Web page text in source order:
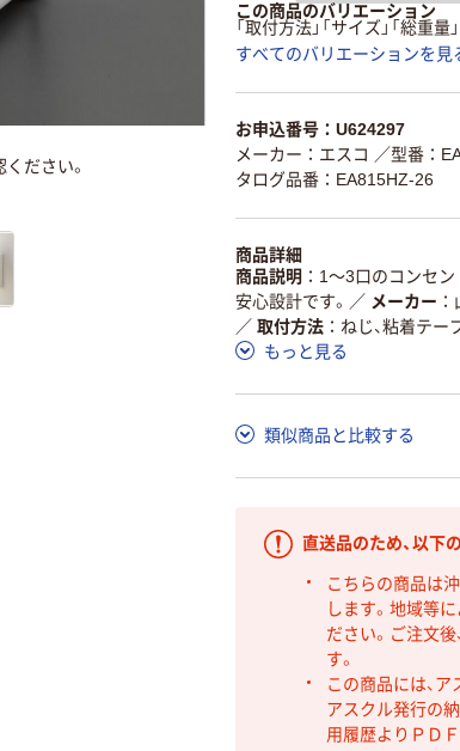
この商品のバリエーション
「取付方法」「サイズ」「総重
すべてのバリエーションを見
お申込番号：U624297
メーカー：エスコ ／型番：
タログ品番：EA815HZ-26
商品詳細
商品説明
1～3口のコンセン
安心設計です。 ／ メーカー
／ 取付方法
ねじ、粘着テー
もっと見る
類似商品と比較する
直送品のため、以下
こちらの商品は
します。地域等
ださい。ご注文
す。
この商品には、
アスクル発行の
用履歴よりＰＤ
ださい。